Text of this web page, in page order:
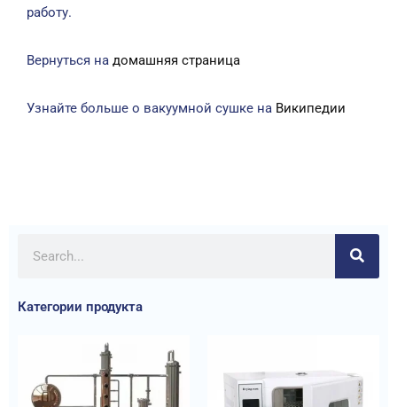
работу.
Вернуться на домашняя страница
Узнайте больше о вакуумной сушке на Википедии
Категории продукта